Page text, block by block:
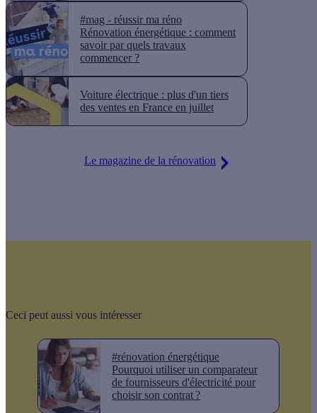
#mag - réussir ma réno
Rénovation énergétique : comment
savoir par quels travaux
commencer ?
Voiture électrique : plus d'un tiers
des ventes en France en juillet
Le magazine de la rénovation
Ceci peut aussi vous intéresser
#rénovation énergétique
Pourquoi utiliser un comparateur
de fournisseurs d'électricité pour
choisir son contrat ?